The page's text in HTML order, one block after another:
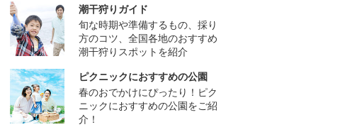
潮干狩りガイド
旬な時期や準備するもの、採り
方のコツ、全国各地のおすすめ
潮干狩りスポットを紹介
ピクニックにおすすめの公園
春のおでかけにぴったり！ピク
ニックにおすすめの公園をご紹
介！